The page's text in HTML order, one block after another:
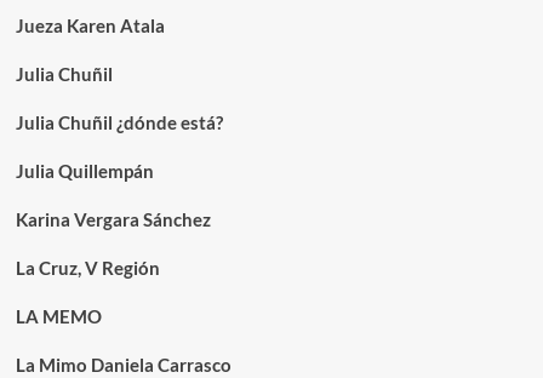
Jueza Karen Atala
Julia Chuñil
Julia Chuñil ¿dónde está?
Julia Quillempán
Karina Vergara Sánchez
La Cruz, V Región
LA MEMO
La Mimo Daniela Carrasco